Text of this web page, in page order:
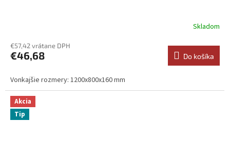
Skladom
€57,42 vrátane DPH
€46,68 Do košíka
Vonkajšie rozmery: 1200x800x160 mm
Akcia
Tip